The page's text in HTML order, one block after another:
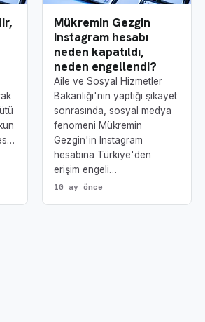
Mükremin Gezgin
Instagram hesabı
neden kapatıldı,
neden engellendi?
Aile ve Sosyal Hizmetler
Bakanlığı'nın yaptığı şikayet
sonrasında, sosyal medya
fenomeni Mükremin
Gezgin'in Instagram
hesabına Türkiye'den
erişim engeli…
10 ay önce